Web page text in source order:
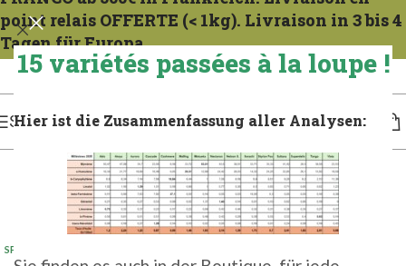
15 variétés passées à la loupe !
Hier ist die Zusammenfassung aller Analysen:
point relais OFFERTE (< 1kg). Livraison in 3 bis 4
Tagen für Europa.
Expeditionen zu allen Mercredis. Gießen Sie das französische Gericht 1 bis 2 Tage
lang. Für 3 bis 4 Tage in Europa gießen.
SPEISEKARTE
HEISS
SP 100G 2025